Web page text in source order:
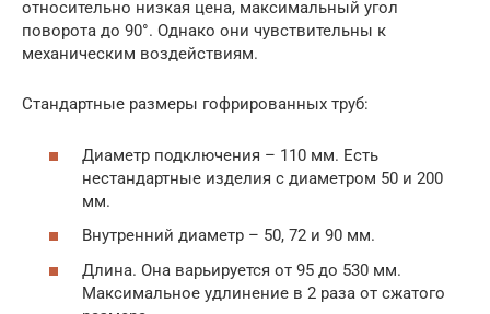
относительно низкая цена, максимальный угол
поворота до 90°. Однако они чувствительны к
механическим воздействиям.
Стандартные размеры гофрированных труб:
Диаметр подключения – 110 мм. Есть
нестандартные изделия с диаметром 50 и 200
мм.
Внутренний диаметр – 50, 72 и 90 мм.
Длина. Она варьируется от 95 до 530 мм.
Максимальное удлинение в 2 раза от сжатого